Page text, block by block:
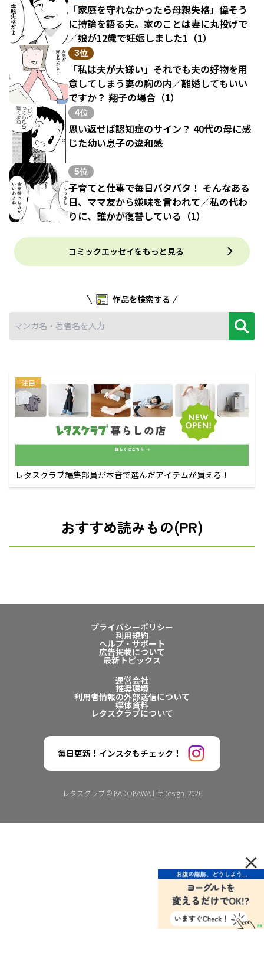
「家庭を守れなかったら母親失格」偉そう
に持論を語る夫。家のことは妻に丸投げで
／娘が12歳で妊娠しました1（1）
3位
「私は夫が大嫌い」それでも夫の好物を用
意してしまう妻の胸の内／離婚してもいい
ですか？ 翔子の場合（1）
4位
思い返せば認知症のサイン？ 40代の母に感
じた幼い息子の違和感
5位
子育てと仕事で毎日バタバタ！ そんなある
日、ママ友から嫌味を言われて／私の代わ
りに、誰かが復讐している（1）
コミックエッセイをもっと見る
作品を検索する
注目
レタスクラブ編集部員が本音で選んだアイテムが買える！
おすすめ読みもの(PR)
プライバシーポリシー
利用規約
ヘルプ・サポート
広告掲載について
最新トピックス
運営会社
推奨環境
利用者情報の外部送信について
媒体資料
レタスクラブについて
毎日更新！インスタもチェック！
レタスクラブ © KADOKAWA LifeDesign. 2026
×